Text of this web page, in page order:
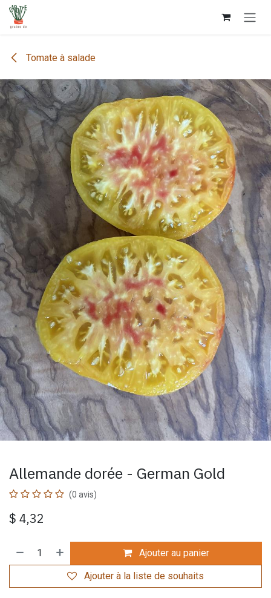
Se rendre au contenu
Tomate à salade
Allemande dorée - German Gold
(0 avis)
$ 4,32
Ajouter au panier
Ajouter à la liste de souhaits